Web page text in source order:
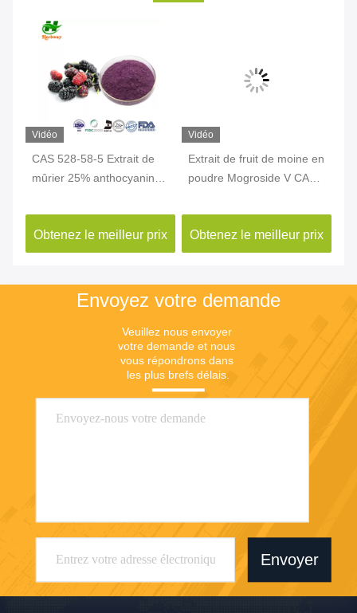
Vidéo
CAS 528-58-5 Extrait de
mûrier 25% anthocyanine
Obtenez le meilleur prix
Vidéo
Extrait de fruit de moine en
poudre Mogroside V CAS
Obtenez le meilleur prix
Envoyez votre demande
Veuillez nous envoyer
votre demande et nous
vous répondrons dans
les plus brefs délais.
Envoyer